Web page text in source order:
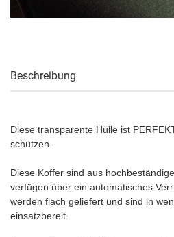
Beschreibung
Diese transparente Hülle ist
schützen.
Diese Koffer sind aus
verfügen über ein automatisches
werden flach geliefert und sind in
einsatzbereit.